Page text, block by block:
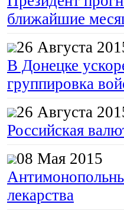
ближайшие
26 Августа
В Донецке
группировка
26 Августа
Российская
08 Мая 2015
лекарства